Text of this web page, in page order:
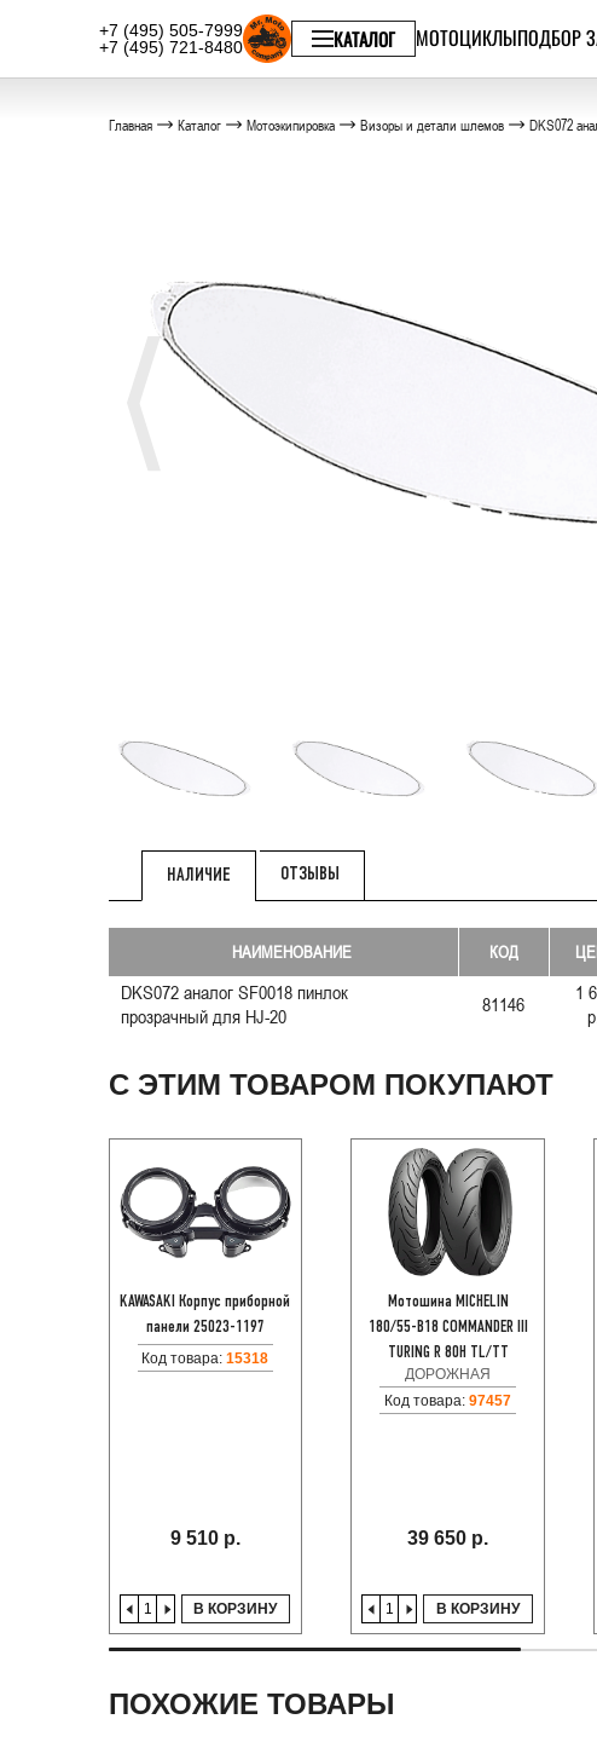
+7 (495) 505-7999
+7 (495) 721-8480
КАТАЛОГ МОТОЦИКЛЫПОДБОР
Главная Каталог Мотоэкипировка Визоры и детали шлемов DKS072
НАЛИЧИЕ ОТЗЫВЫ
НАИМЕНОВАНИЕ КОД
DKS072 аналог SF0018 пинлок
прозрачный для HJ-20
81146
1
С ЭТИМ ТОВАРОМ ПОКУПАЮТ
KAWASAKI Корпус приборной
панели 25023-1197
Код товара:15318
9 510 р.
В КОРЗИНУ
Мотошина MICHELIN
180/55-B18 COMMANDER III
TURING R 80H TL/TT
ДОРОЖНАЯ
Код товара:97457
39 650 р.
В КОРЗИНУ
ПОХОЖИЕ ТОВАРЫ